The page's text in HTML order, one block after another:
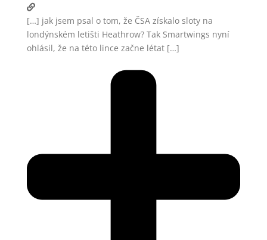
[…] jak jsem psal o tom, že ČSA získalo sloty na
londýnském letišti Heathrow? Tak Smartwings nyní
ohlásil, že na této lince začne létat […]